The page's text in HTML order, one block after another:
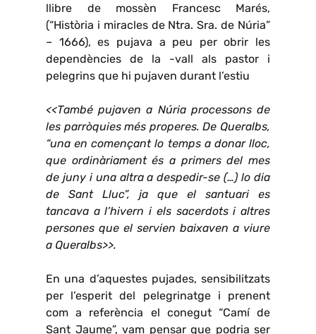
llibre de mossèn Francesc Marés,
(“Història i miracles de Ntra. Sra. de Núria”
– 1666), es pujava a peu per obrir les
dependències de la -vall als pastor i
pelegrins que hi pujaven durant l’estiu
<<També pujaven a Núria processons de
les parròquies més properes. De Queralbs,
“una en començant lo temps a donar lloc,
que ordinàriament és a primers del mes
de juny i una altra a despedir-se (…) lo dia
de Sant Lluc”, ja que el santuari es
tancava a l’hivern i els sacerdots i altres
persones que el servien baixaven a viure
a Queralbs>>.
En una d’aquestes pujades, sensibilitzats
per l’esperit del pelegrinatge i prenent
com a referència el conegut “Camí de
Sant Jaume”, vam pensar que podria ser